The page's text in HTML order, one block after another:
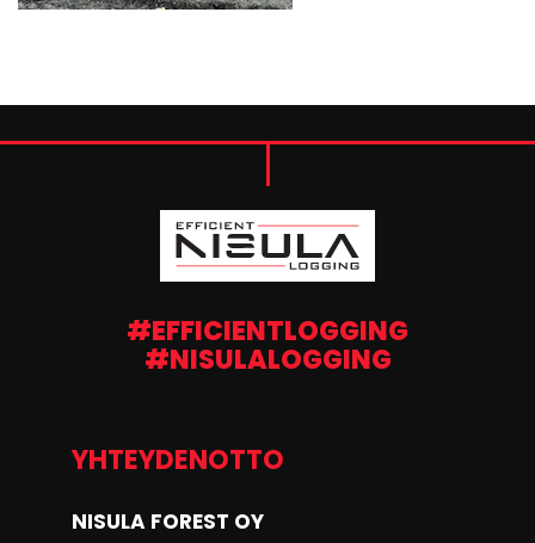
#EFFICIENTLOGGING
#NISULALOGGING
YHTEYDENOTTO
NISULA FOREST OY